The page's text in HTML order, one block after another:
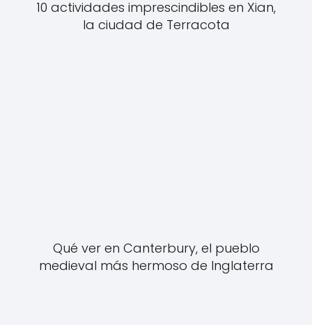
10 actividades imprescindibles en Xian,
la ciudad de Terracota
Qué ver en Canterbury, el pueblo
medieval más hermoso de Inglaterra